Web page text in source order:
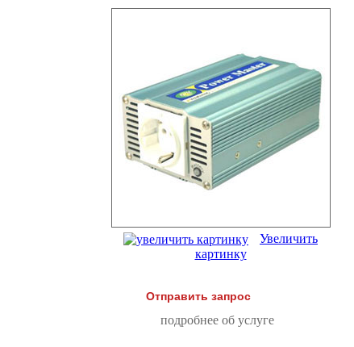
Увеличить
картинку
Отправить запрос
подробнее об услуге